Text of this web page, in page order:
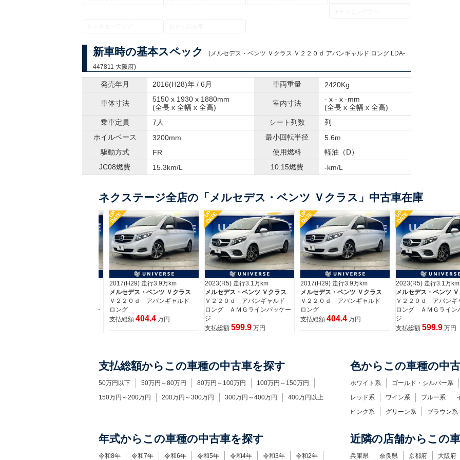
新車時の基本スペック
(メルセデス・ベンツ Ｖクラス Ｖ２２０ｄ アバンギャルド ロング LDA-
447811 大阪府)
発売年月 2016(H28)年 / 6月 車両重量 2420Kg
車体寸法
5150 x 1930 x 1880mm
(全長 x 全幅 x 全高)
室内寸法
- x - x -mm
(全長 x 全幅 x 全高)
乗車定員
7人 シート列数
列
ホイルベース
3200mm 最小回転半径
5.6m
駆動方式
FR 使用燃料
軽油（D）
JC08燃費
15.3km/L 10.15燃費 -km/L
ネクステージ全店の「メルセデス・ベンツ Ｖクラス」中古車在庫
UP
DATE
2023(R5) 走行3.1万km
メルセデス・ベンツ Ｖクラス
Ｖ２２０ｄ アバンギャルド
ロング ＡＭＧラインパッケー
ジ
UP
DATE
2017(H29) 走行3.9万km
メルセデス・ベンツ Ｖクラス
Ｖ２２０ｄ アバンギャルド
ロング
支払総額
UP
DATE
2023(R5) 走行3.1万km
メルセデス・ベンツ Ｖクラス
Ｖ２２０ｄ アバンギャルド
ロング ＡＭＧラインパッケー
ジ
UP
DATE
2017(H29) 走行3.9万km
メルセデス・ベンツ
Ｖ２２０ｄ アバン
ロング
支払総額
支払総額からこの車種の中古車を探す
50万円以下 50万円～80万円 80万円～100万円
100万円～150万円
150万円～200万円
200万円～300万円 300万円～400万円 400万円以上
色からこの車種の中
ホワイト系 ゴールド・シルバー系
レッド系
ワイン系 ブルー系
ピンク系
グリーン系 ブラウン系
年式からこの車種の中古車を探す
令和8年 令和7年 令和6年 令和5年 令和4年 令和3年 令和2年
近隣の店舗からこの
兵庫県 奈良県 京都府 大阪府